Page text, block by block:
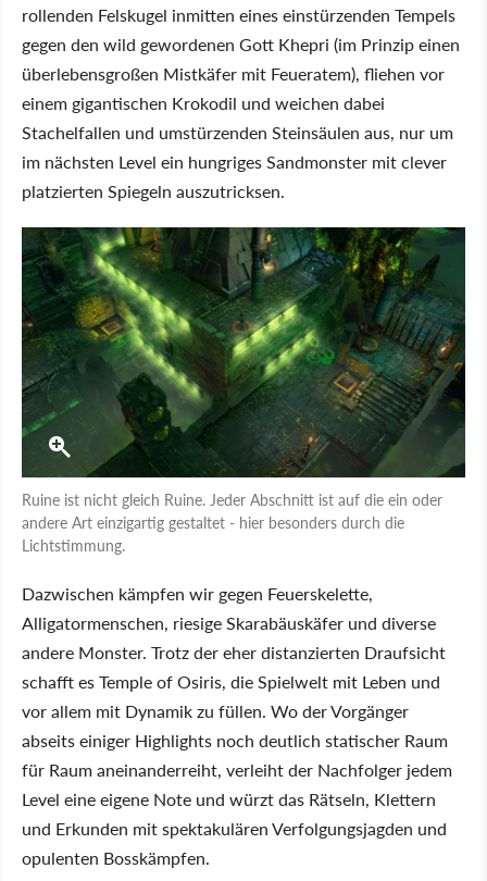
rollenden Felskugel inmitten eines einstürzenden Tempels
gegen den wild gewordenen Gott Khepri (im Prinzip einen
überlebensgroßen Mistkäfer mit Feueratem), fliehen vor
einem gigantischen Krokodil und weichen dabei
Stachelfallen und umstürzenden Steinsäulen aus, nur um
im nächsten Level ein hungriges Sandmonster mit clever
platzierten Spiegeln auszutricksen.
Ruine ist nicht gleich Ruine. Jeder Abschnitt ist auf die ein oder
andere Art einzigartig gestaltet - hier besonders durch die
Lichtstimmung.
Dazwischen kämpfen wir gegen Feuerskelette,
Alligatormenschen, riesige Skarabäuskäfer und diverse
andere Monster. Trotz der eher distanzierten Draufsicht
schafft es Temple of Osiris, die Spielwelt mit Leben und
vor allem mit Dynamik zu füllen. Wo der Vorgänger
abseits einiger Highlights noch deutlich statischer Raum
für Raum aneinanderreiht, verleiht der Nachfolger jedem
Level eine eigene Note und würzt das Rätseln, Klettern
und Erkunden mit spektakulären Verfolgungsjagden und
opulenten Bosskämpfen.